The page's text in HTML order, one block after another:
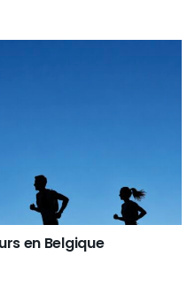
en Belgique